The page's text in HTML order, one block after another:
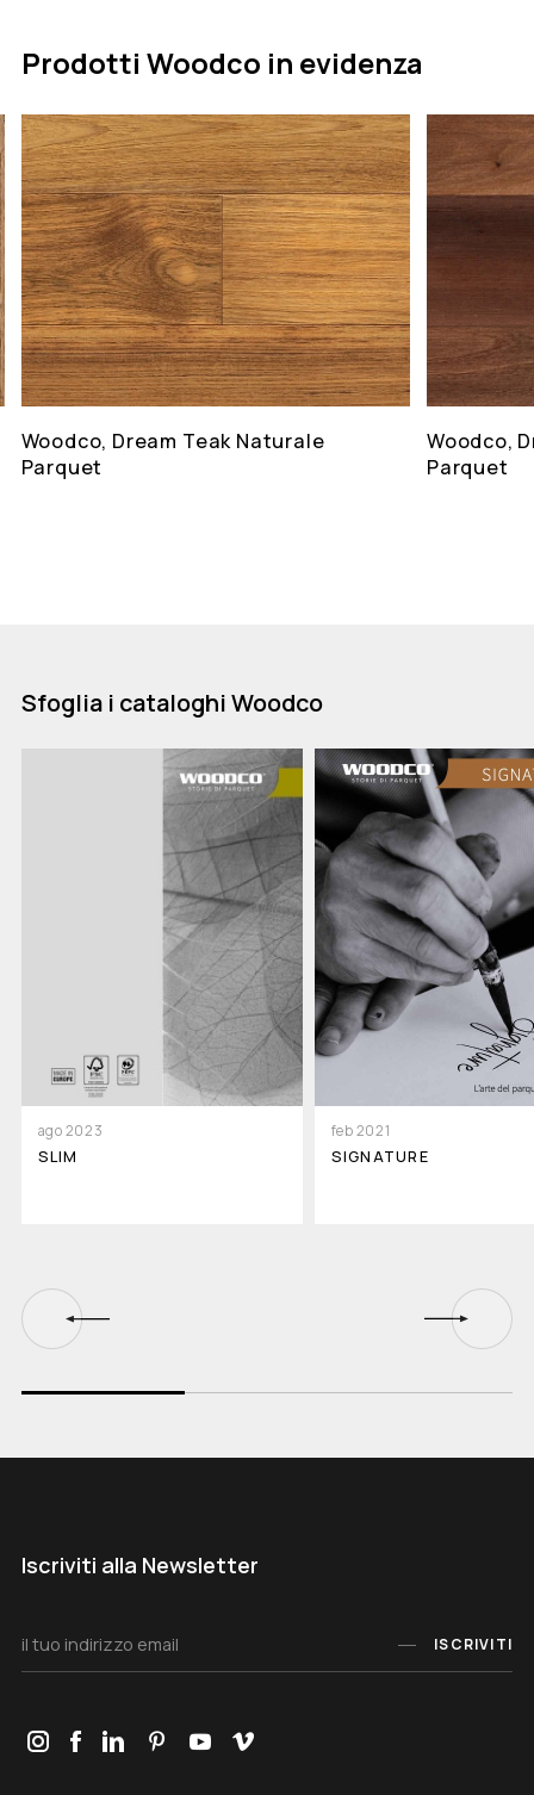
Prodotti Woodco in evidenza
Woodco, Dream Teak Naturale
Parquet
Woodco,
Parquet
Sfoglia i cataloghi Woodco
ago 2023
SLIM
feb 2021
SIGNATURE
Iscriviti alla Newsletter
ISCRIVITI